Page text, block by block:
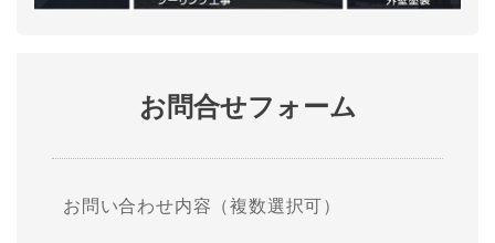
お問合せフォーム
お問い合わせ内容（複数選択可）